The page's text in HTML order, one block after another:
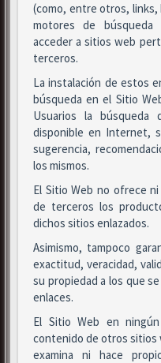
(como, entre otros,
motores de
acceder a sitios web
terceros.
La instalación de estos
búsqueda en el Sitio
Usuarios la
disponible en Internet,
sugerencia,
los mismos.
El Sitio Web no ofrece
de terceros los
dichos sitios enlazados.
Asimismo, tampoco
exactitud, veracidad,
su propiedad a los que
enlaces.
El Sitio Web en
contenido de otros sitios
examina ni hace